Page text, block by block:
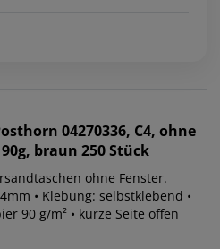
04270336, C4, ohne
braun 250 Stück
ohne Fenster.
• Klebung: selbstklebend •
90 g/m² • kurze Seite offen